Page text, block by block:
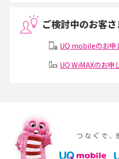
Threads（スレッズ）とは？主な機能や
Instagram（インスタグラム）でスクシ
iPhone 16eとiPhone SE（第3世代）の
て解説
ご検討中のお客さ
UQ mobileのお申
UQ WiMAXのお申